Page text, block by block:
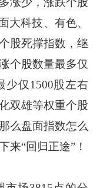
大科技、有色、
股死撑指数，继
个股数量最多仅
少仅1500股左右
双雄等权重个股
么盘面指数怎么
来“回归正途”！